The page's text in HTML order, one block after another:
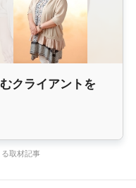
クライアントを
取材記事